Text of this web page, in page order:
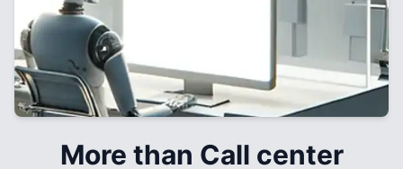
More than Call center